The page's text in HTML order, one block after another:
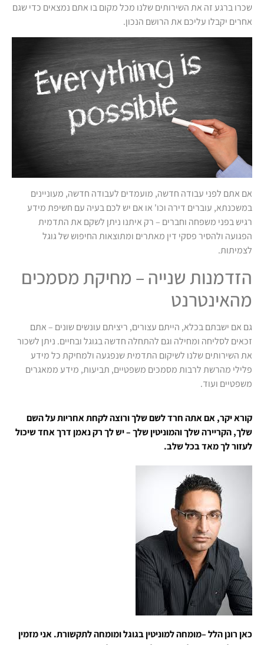
שכרו ברגע זה את השירותים שלנו מכל מקום בו אתם נמצאים כדי שגם
אחרים יקבלו עליכם את הרושם הנכון.
אם אתם לפני עבודה חדשה, מועמדים לעבודה חדשה, מעוניינים
במשכנתא, עוברים דירה וכו' או אם יש לכם בעיה עם חשיפת מידע
רגיש בפני משפחה וחברים – רק איתנו ניתן לשקם את התדמית
הפגועה ולהסיר פסקי דין מאתרים ומתוצאות החיפוש של גוגל
לצמיתות.
הזדמנות שנייה – מחיקת מסמכים
מהאינטרנט
גם אם ישבתם בכלא, הייתם עצורים, ריציתם עונשים שונים – אתם
זכאים לסליחה ומחילה וגם להתחלה חדשה בגוגל ובחיים. ניתן לשכור
את השירותים שלנו לשיקום התדמית שנפגעה ולמחיקת כל מידע
פלילי מהרשת לרבות מסמכים משפטיים, תביעות, מידע ממאגרים
משפטיים ועוד.
קורא יקר, אם אתה חרד לשם שלך ורוצה לקחת אחריות על השם
שלך, הקריירה שלך והמוניטין שלך – יש לך רק נאמן דרך אחד שיכול
לעזור לך מאד בכל שלב.
כאן רונן הלל –מומחה למוניטין בגוגל ומומחה לתקשורת. אני מזמין